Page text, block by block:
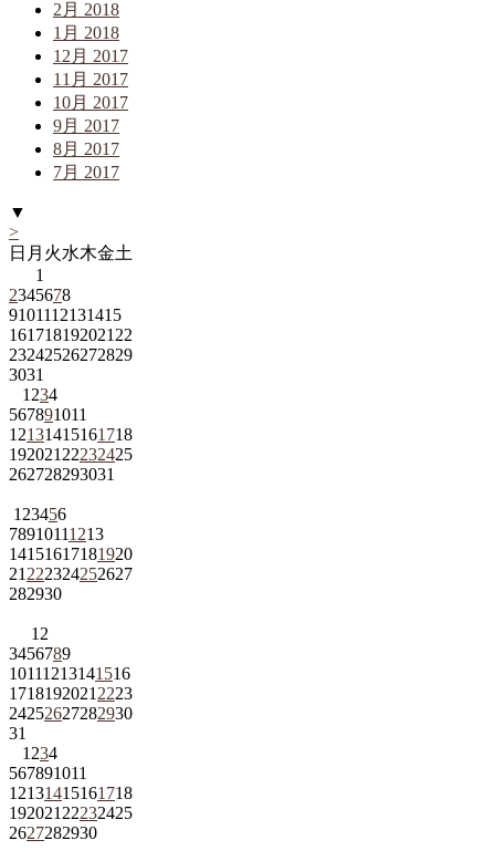
2月 2018
1月 2018
12月 2017
11月 2017
10月 2017
9月 2017
8月 2017
7月 2017
▼
>
日 月 火水木金土
1
2345678
9101112131415
161718192021 22
23242526272829
3031
1 234
567891011
12131415161718
192021 22232425
262728293031
1 23456
78910111213
14151617181920
21 222324252627
282930
1 2
3456789
10111213141516
1718192021 2223
24252627282930
31
1 234
567891011
12131415161718
192021 22232425
2627282930